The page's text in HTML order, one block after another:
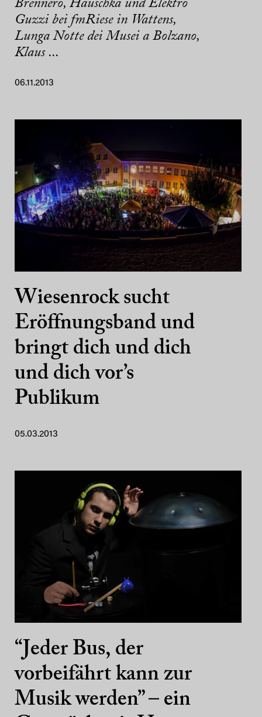
Brennero, Hauschka und Elektro
Guzzi bei fmRiese in Wattens,
Lunga Notte dei Musei a Bolzano,
Klaus ...
06.11.2013
Wiesenrock sucht
Eröffnungsband und
bringt dich und dich
und dich vor’s
Publikum
05.03.2013
“Jeder Bus, der
vorbeifährt kann zur
Musik werden” – ein